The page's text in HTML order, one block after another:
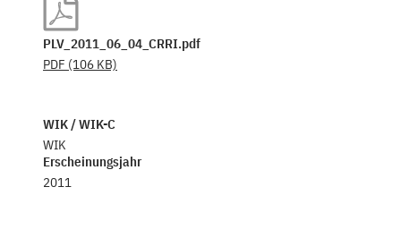
PLV_2011_06_04_CRRI.pdf
PDF (106 KB)
WIK / WIK-C
WIK
Erscheinungsjahr
2011